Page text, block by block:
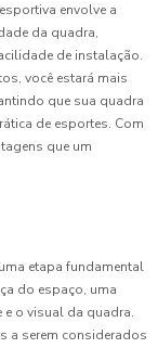
envolve a
da quadra,
de instalação.
você estará mais
que sua quadra
de esportes. Com
que um
etapa fundamental
do espaço, uma
o visual da quadra.
a serem considerados